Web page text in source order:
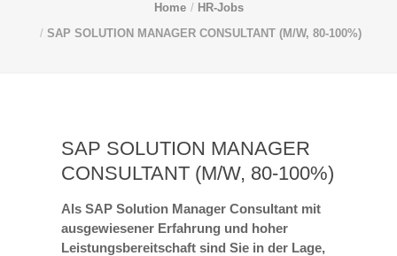
Home
HR-Jobs
SAP SOLUTION MANAGER CONSULTANT (M/W, 80-100%)
SAP SOLUTION MANAGER
CONSULTANT (M/W, 80-100%)
Als SAP Solution Manager Consultant mit
ausgewiesener Erfahrung und hoher
Leistungsbereitschaft sind Sie in der Lage,